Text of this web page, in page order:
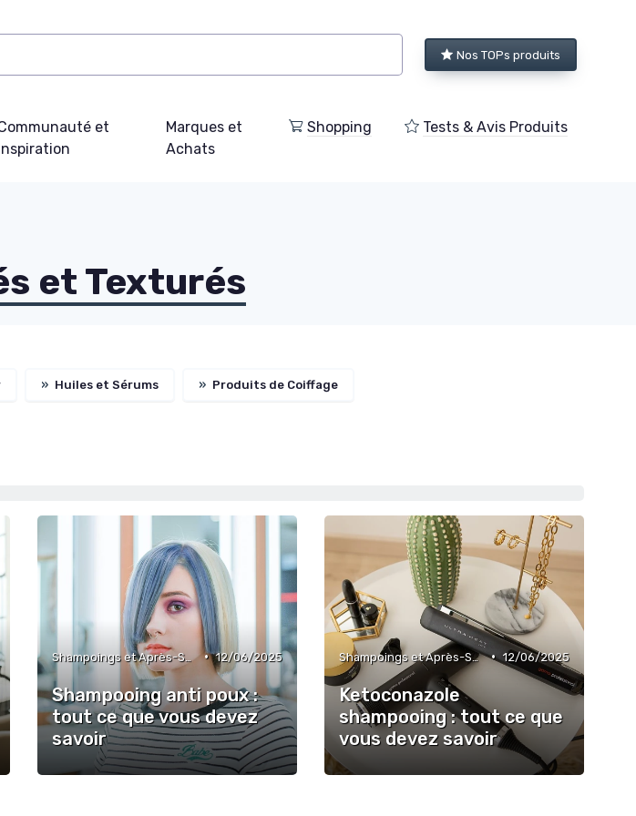
Nos TOPs produits
et
Inspiration
Marques et
Achats
Shopping Tests & Avis Produits
et Texturés
» Huiles et Sérums » Produits de Coiffage
Shampoings et Après-Shampoings • 12/06/2025
Shampooing anti poux :
tout ce que vous devez
savoir
Shampoings et Après-Shampoings • 12/06/2025
Ketoconazole
shampooing : tout ce que
vous devez savoir